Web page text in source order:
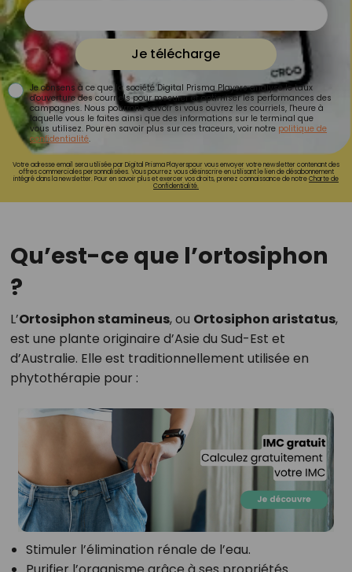
Je télécharge
Je consens à ce que la société Digital Prisma Players analyse le taux
d'ouverture des courriels pour mesurer et optimiser les performances des
campagnes. Nous pourrons savoir si vous ouvrez les courriels, l'heure à
laquelle vous le faites ainsi que des informations sur le terminal que
vous utilisez. Pour en savoir plus sur ces traceurs, voir notre politique de
confidentialité.
Votre adresse email sera utilisée par Digital Prisma Playerspour vous envoyer votre newsletter contenant des
offres commerciales personnalisées. Vous pourrez vous désinscrire en utilisant le lien de désabonnement
intégré dans la newsletter. Pour en savoir plus et exercer vos droits, prenez connaissance de notreCharte de
Confidentialité.
Qu’est-ce que l’ortosiphon
?
L’Ortosiphon stamineus, ou Ortosiphon aristatus,
est une plante originaire d’Asie du Sud-Est et
d’Australie. Elle est traditionnellement utilisée en
phytothérapie pour :
Stimuler l’élimination rénale de l’eau.